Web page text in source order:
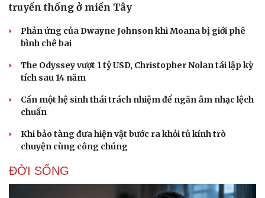
truyền thống ở miền Tây
Phản ứng của Dwayne Johnson khi Moana bị giới phê
bình chê bai
The Odyssey vượt 1 tỷ USD, Christopher Nolan tái lập kỳ
tích sau 14 năm
Cần một hệ sinh thái trách nhiệm để ngăn âm nhạc lệch
chuẩn
Khi bảo tàng đưa hiện vật bước ra khỏi tủ kính trò
chuyện cùng công chúng
ĐỜI SỐNG